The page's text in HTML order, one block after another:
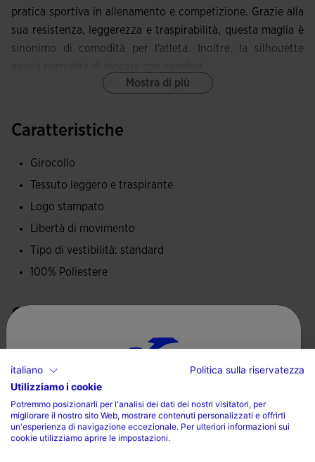
pratica sportiva in allenamento e competizione. Grazie alla
sua resistenza, leggerezza e traspirabilità, questa maglia è
sinonimo di comodità per l'atleta. Inoltre, la silhouette
sportiva permette all'atleta di muoversi in totale libertà.
Logo Joma serigrafato.
Mostra di più
Caratteristiche
Girocollo
Tessuto leggero e traspirante
Logo stampato
Libertà di movimento
Tipo di vestibilità: standard
100% Poliestere
Cura del capo
Lavare in lavatrice a massimo 30 gradi
Non utilizzare candeggina
Non utilizzare asciugatrice
Stirare a una temperatura massima di 110 gradi
Non lavare a secco
Scegli il tuo paese e la tua lingua
Paese
italiano
Politica sulla riservatezza
Utilizziamo i cookie
Potremmo posizionarli per l'analisi dei dati dei nostri visitatori, per
migliorare il nostro sito Web, mostrare contenuti personalizzati e offrirti
un'esperienza di navigazione eccezionale. Per ulteriori informazioni sui
cookie utilizziamo aprire le impostazioni.